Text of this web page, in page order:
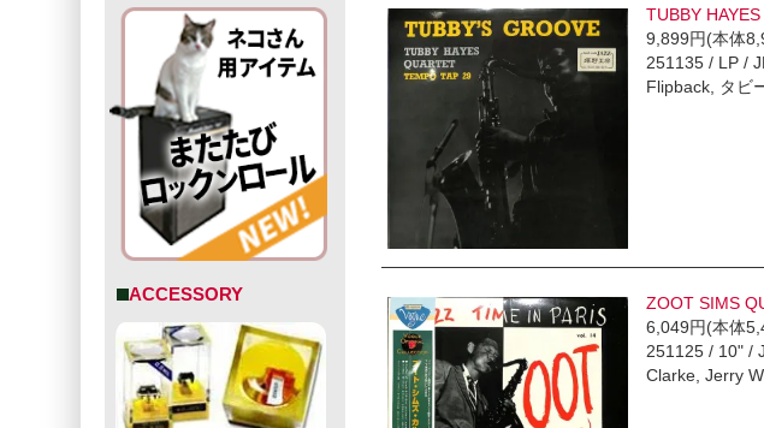
ACCESSORY
TUBBY
9,899円(本体
251135 / LP /
Flipback, タビ
ZOOT SIMS
6,049円(本体
251125 / 10" /
Clarke, Jerry